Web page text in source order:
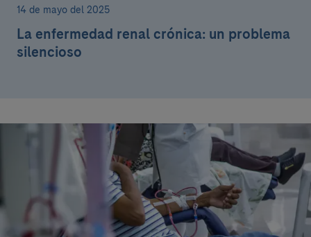
14 de mayo del 2025
La enfermedad renal crónica: un problema
silencioso